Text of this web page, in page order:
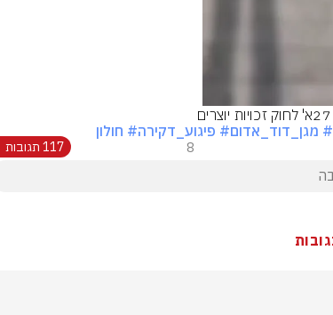
# מגן_דוד_אדום# פיגוע_דקירה# חולון
8 117 תגובות